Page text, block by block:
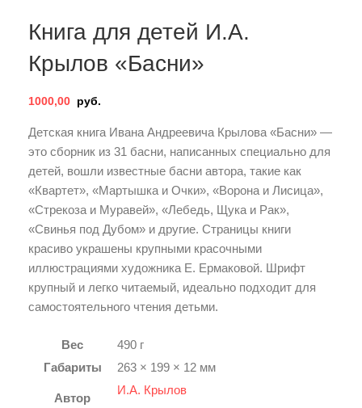
Книга для детей И.А.
Крылов «Басни»
1000,00 руб.
Детская книга Ивана Андреевича Крылова «Басни» —
это сборник из 31 басни, написанных специально для
детей, вошли известные басни автора, такие как
«Квартет», «Мартышка и Очки», «Ворона и Лисица»,
«Стрекоза и Муравей», «Лебедь, Щука и Рак»,
«Свинья под Дубом» и другие. Страницы книги
красиво украшены крупными красочными
иллюстрациями художника Е. Ермаковой. Шрифт
крупный и легко читаемый, идеально подходит для
самостоятельного чтения детьми.
Вес
490 г
Габариты
263 × 199 × 12 мм
Автор
И.А. Крылов